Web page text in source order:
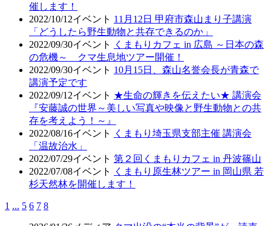
催します！
2022/10/12イベント 11月12日 甲府市森山まり子講演
「どうしたら野生動物と共存できるのか」
2022/09/30イベント
くまもりカフェ in 広島 ～日本の森
の危機～ クマ生息地ツアー開催！
2022/09/30イベント 10月15日、森山名誉会長が青森で
講演予定です
2022/09/12イベント ★生命の輝きを伝えたい★ 講演会
『安藤誠の世界～美しい写真や映像と野生動物との共
存を考えよう！～』
2022/08/16イベント
くまもり埼玉県支部主催 講演会
「温故治水」
2022/07/29イベント 第２回くまもりカフェ in 丹波篠山
2022/07/08イベント
くまもり原生林ツアー in 岡山県 若
杉天然林を開催します！
1 ... 5 6 7 8